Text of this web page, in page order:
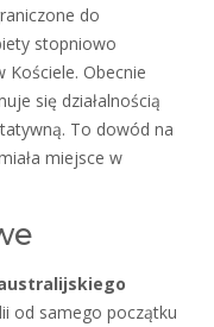
do
stopniowo
Kościele. Obecnie
się działalnością
To dowód na
miejsce w
od samego początku